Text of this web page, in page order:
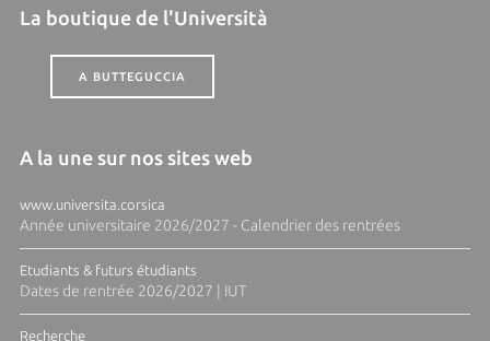
La boutique de l'Università
A BUTTEGUCCIA
A la une sur nos sites web
www.universita.corsica
Année universitaire 2026/2027 - Calendrier des rentrées
Etudiants & futurs étudiants
Dates de rentrée 2026/2027 | IUT
Recherche